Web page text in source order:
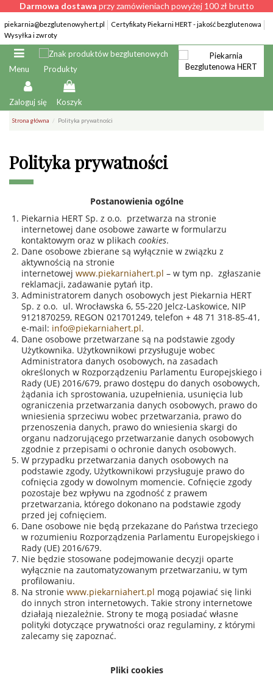
Darmowa dostawa przy zamówieniach powyżej 100 zł brutto
piekarnia@bezglutenowyhert.pl
Certyfikaty Piekarni HERT - jakość bezglutenowa
Wysyłka i zwroty
Menu Produkty
Zaloguj się Koszyk
Strona główna Polityka prywatności
Polityka prywatności
Postanowienia ogólne
Piekarnia HERT Sp. z o.o. przetwarza na stronie
internetowej dane osobowe zawarte w formularzu
kontaktowym oraz w plikach cookies.
Dane osobowe zbierane są wyłącznie w związku z
aktywnością na stronie
internetowej www.piekarniahert.pl – w tym np. zgłaszanie
reklamacji, zadawanie pytań itp.
Administratorem danych osobowych jest Piekarnia HERT
Sp. z o.o. ul. Wrocławska 6, 55-220 Jelcz-Laskowice, NIP
9121870259, REGON 021701249, telefon + 48 71 318-85-41,
e-mail: info@piekarniahert.pl.
Dane osobowe przetwarzane są na podstawie zgody
Użytkownika. Użytkownikowi przysługuje wobec
Administratora danych osobowych, na zasadach
określonych w Rozporządzeniu Parlamentu Europejskiego i
Rady (UE) 2016/679, prawo dostępu do danych osobowych,
żądania ich sprostowania, uzupełnienia, usunięcia lub
ograniczenia przetwarzania danych osobowych, prawo do
wniesienia sprzeciwu wobec przetwarzania, prawo do
przenoszenia danych, prawo do wniesienia skargi do
organu nadzorującego przetwarzanie danych osobowych
zgodnie z przepisami o ochronie danych osobowych.
W przypadku przetwarzania danych osobowych na
podstawie zgody, Użytkownikowi przysługuje prawo do
cofnięcia zgody w dowolnym momencie. Cofnięcie zgody
pozostaje bez wpływu na zgodność z prawem
przetwarzania, którego dokonano na podstawie zgody
przed jej cofnięciem.
Dane osobowe nie będą przekazane do Państwa trzeciego
w rozumieniu Rozporządzenia Parlamentu Europejskiego i
Rady (UE) 2016/679.
Nie będzie stosowane podejmowanie decyzji oparte
wyłącznie na zautomatyzowanym przetwarzaniu, w tym
profilowaniu.
Na stronie www.piekarniahert.pl mogą pojawiać się linki
do innych stron internetowych. Takie strony internetowe
działają niezależnie. Strony te mogą posiadać własne
polityki dotyczące prywatności oraz regulaminy, z którymi
zalecamy się zapoznać.
Pliki cookies